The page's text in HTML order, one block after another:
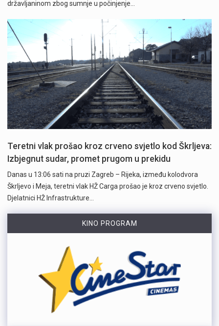
državljaninom zbog sumnje u počinjenje…
Teretni vlak prošao kroz crveno svjetlo kod Škrljeva:
Izbjegnut sudar, promet prugom u prekidu
Danas u 13:06 sati na pruzi Zagreb – Rijeka, između kolodvora
Škrljevo i Meja, teretni vlak HŽ Carga prošao je kroz crveno svjetlo.
Djelatnici HŽ Infrastrukture…
KINO PROGRAM